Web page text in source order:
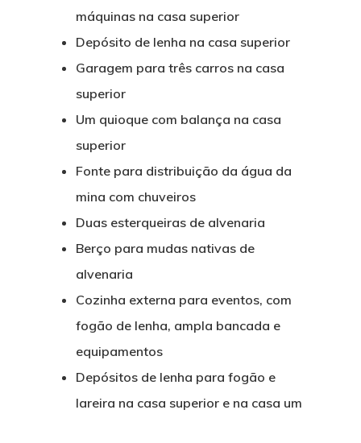
máquinas na casa superior
Depósito de lenha na casa superior
Garagem para três carros na casa
superior
Um quioque com balança na casa
superior
Fonte para distribuição da água da
mina com chuveiros
Duas esterqueiras de alvenaria
Berço para mudas nativas de
alvenaria
Cozinha externa para eventos, com
fogão de lenha, ampla bancada e
equipamentos
Depósitos de lenha para fogão e
lareira na casa superior e na casa um